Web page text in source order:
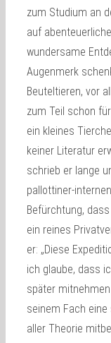
zum Studium an
auf
wundersame
Augenmerk
Beuteltieren, vor
zum Teil schon
ein kleines
keiner Literatur
schrieb er lange
pallottiner-
Befürchtung,
ein reines
er: „Diese
ich glaube, dass
später
seinem Fach
aller Theorie